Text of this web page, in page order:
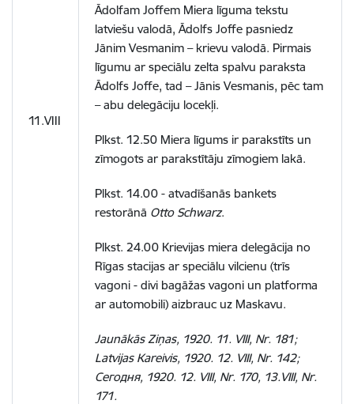
11.VIII
Ādolfam Joffem Miera līguma tekstu
latviešu valodā, Ādolfs Joffe pasniedz
Jānim Vesmanim – krievu valodā. Pirmais
līgumu ar speciālu zelta spalvu paraksta
Ādolfs Joffe, tad – Jānis Vesmanis, pēc tam
– abu delegāciju locekļi.
Plkst. 12.50 Miera līgums ir parakstīts un
zīmogots ar parakstītāju zīmogiem lakā.
Plkst. 14.00 - atvadīšanās bankets
restorānā Otto Schwarz.
Plkst. 24.00 Krievijas miera delegācija no
Rīgas stacijas ar speciālu vilcienu (trīs
vagoni - divi bagāžas vagoni un platforma
ar automobili) aizbrauc uz Maskavu.
Jaunākās Ziņas, 1920. 11. VIII, Nr. 181;
Latvijas Kareivis, 1920. 12. VIII, Nr. 142;
Сегодня, 1920. 12. VIII, Nr. 170, 13.VIII, Nr.
171.